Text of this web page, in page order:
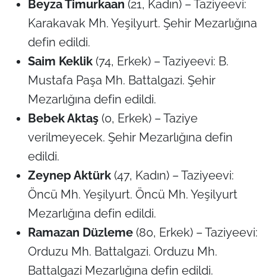
Beyza Timurkaan (21, Kadın) – Taziyeevi:
Karakavak Mh. Yeşilyurt. Şehir Mezarlığına
defin edildi.
Saim Keklik(74, Erkek) – Taziyeevi: B.
Mustafa Paşa Mh. Battalgazi. Şehir
Mezarlığına defin edildi.
Bebek Aktaş(0, Erkek) – Taziye
verilmeyecek. Şehir Mezarlığına defin
edildi.
Zeynep Aktürk(47, Kadın) – Taziyeevi:
Öncü Mh. Yeşilyurt. Öncü Mh. Yeşilyurt
Mezarlığına defin edildi.
Ramazan Düzleme(80, Erkek) – Taziyeevi:
Orduzu Mh. Battalgazi. Orduzu Mh.
Battalgazi Mezarlığına defin edildi.